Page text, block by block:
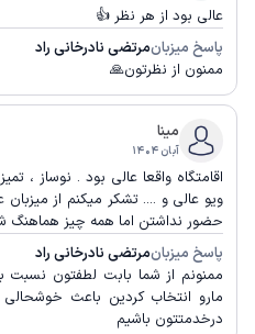
عالی بود از هر نظر 👍
پاسخ میزبانمرتضی نادرخانی راد
ممنون از نظرتون🙏
مینا
آبان ۱۴۰۴
اقامتگاه واقعا عالی بود . نوساز ،
ویو عالی و .... تشکر میکنم از
حضور نداشتن اما همه چیز هماهنگ
پاسخ میزبانمرتضی نادرخانی راد
ممنونم از شما بابت لطفتون نسبت
مارو انتخاب کردین باعث
درخدمتتون باشیم